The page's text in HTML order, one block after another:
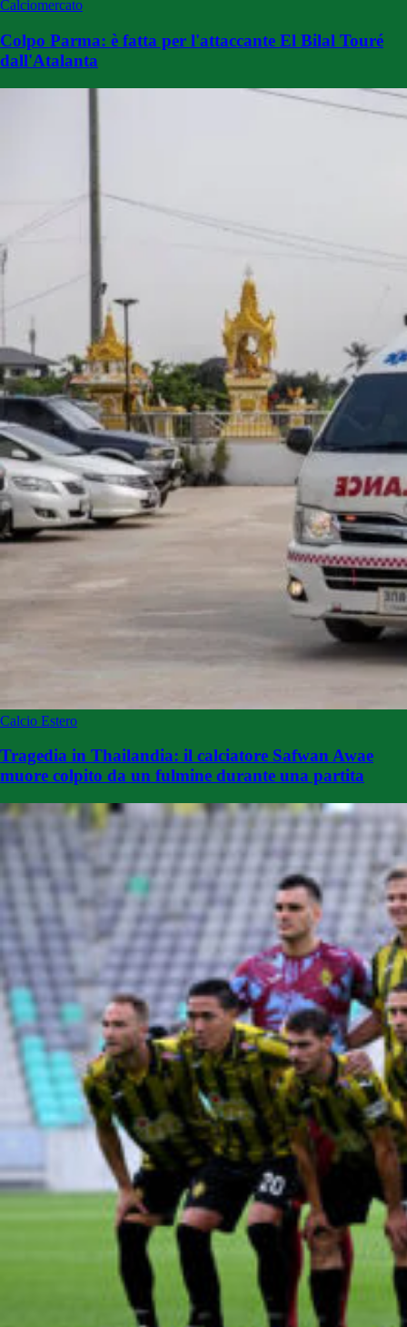
Calciomercato
Colpo Parma: è fatta per l'attaccante El Bilal Touré
dall'Atalanta
Calcio Estero
Tragedia in Thailandia: il calciatore Safwan Awae
muore colpito da un fulmine durante una partita